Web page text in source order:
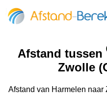
Afstand tussen
Zwolle
Afstand van Harmelen naar